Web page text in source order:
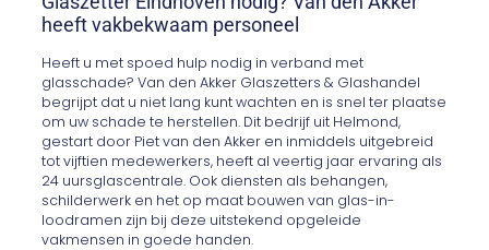
heeft vakbekwaam personeel
Heeft u met spoed hulp nodig in verband met
glasschade? Van den Akker Glaszetters & Glashandel
begrijpt dat u niet lang kunt wachten en is snel ter plaatse
om uw schade te herstellen. Dit bedrijf uit Helmond,
gestart door Piet van den Akker en inmiddels uitgebreid
tot vijftien medewerkers, heeft al veertig jaar ervaring als
24 uursglascentrale. Ook diensten als behangen,
schilderwerk en het op maat bouwen van glas-in-
loodramen zijn bij deze uitstekend opgeleide
vakmensen in goede handen.